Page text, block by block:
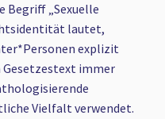
Begriff „Sexuelle
lautet,
explizit
immer
Vielfalt verwendet.